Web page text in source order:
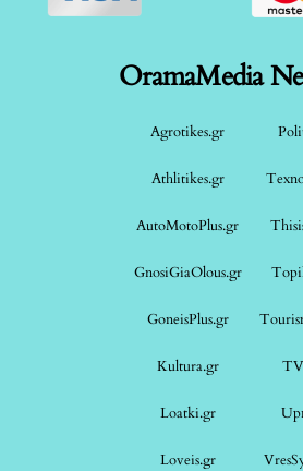
OramaMedia
Agrotikes.gr
Athlitikes.gr
AutoMotoPlus.gr
GnosiGiaOlous.gr
GoneisPlus.gr
Kultura.gr
Loatki.gr
Loveis.gr